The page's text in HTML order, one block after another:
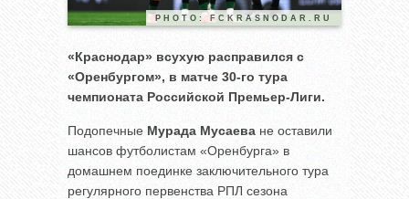
PHOTO: FCKRASNODAR.RU
«Краснодар» всухую расправился с
«Оренбургом», в матче 30-го тура
чемпионата Российской Премьер-Лиги.
Подопечные Мурада Мусаева не оставили
шансов футболистам «Оренбурга» в
домашнем поединке заключительного тура
регулярного первенства РПЛ сезона